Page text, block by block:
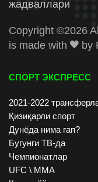
жадваллари
Copyright ©2026
is made with
by
СПОРТ ЭКСПРЕСС
2021-2022
Қизиқарли спорт
Дунёда нима гап?
Бугунги ТВ-да
Чемпионатлар
UFC \ ММА